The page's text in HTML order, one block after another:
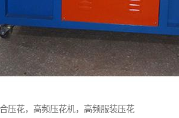
压花，高频压花机，高频服装压花